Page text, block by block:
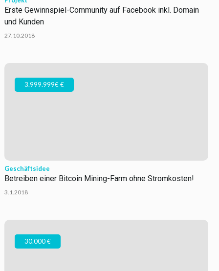
Erste Gewinnspiel-Community auf Facebook inkl. Domain
und Kunden
27.10.2018
3.999.999€ €
Geschäftsidee
Betreiben einer Bitcoin Mining-Farm ohne Stromkosten!
3.1.2018
30.000 €